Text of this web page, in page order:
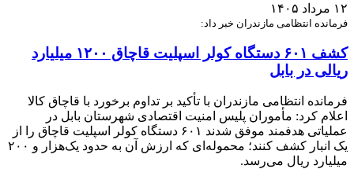
۱۲ مرداد ۱۴۰۵
فرمانده انتظامی مازندران خبر داد:
کشف ۶۰۱ دستگاه کولر اسپلیت قاچاق ۱۲۰۰ میلیارد
ریالی در بابل
فرمانده انتظامی مازندران با تأکید بر تداوم برخورد با قاچاق کالا
اعلام کرد: مأموران پلیس امنیت اقتصادی شهرستان بابل در
عملیاتی هدفمند موفق شدند ۶۰۱ دستگاه کولر اسپلیت قاچاق را از
یک انبار کشف کنند؛ محموله‌ای که ارزش آن به حدود یک‌هزار و ۲۰۰
میلیارد ریال می‌رسد.